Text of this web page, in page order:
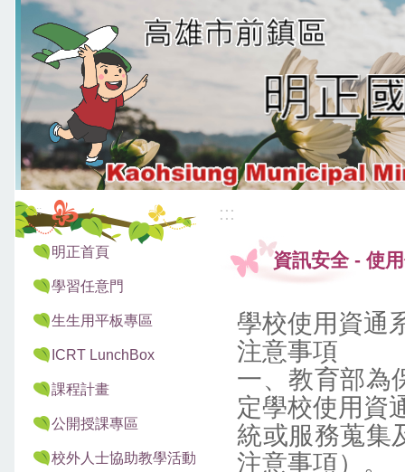
:::
明正首頁
學習任意門
生生用平板專區
ICRT LunchBox
課程計畫
公開授課專區
校外人士協助教學活動
:::
資訊安全- 使
學校使用資通
注意事項
一、教育部為
定學校使用資
統或服務蒐集
注意事項）。